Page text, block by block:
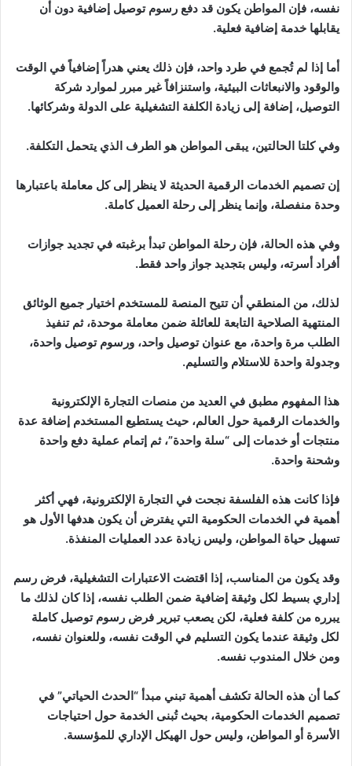
نفسه، فإن المواطن يكون قد دفع رسوم توصيل إضافية دون أن
يقابلها خدمة إضافية فعلية.
أما إذا لم تُجمع في طرد واحد، فإن ذلك يعني هدراً إضافياً في الوقت
والوقود والانبعاثات البيئية، واستنزافاً غير مبرر لموارد شركة
التوصيل، إضافة إلى زيادة الكلفة التشغيلية على الدولة وشركائها.
وفي كلتا الحالتين، يبقى المواطن هو الطرف الذي يتحمل التكلفة.
إن تصميم الخدمات الرقمية الحديثة لا ينظر إلى كل معاملة باعتبارها
وحدة منفصلة، وإنما ينظر إلى رحلة العميل كاملة.
وفي هذه الحالة، فإن رحلة المواطن تبدأ برغبته في تجديد جوازات
أفراد أسرته، وليس بتجديد جواز واحد فقط.
لذلك، من المنطقي أن تتيح المنصة للمستخدم اختيار جميع الوثائق
المنتهية الصلاحية التابعة للعائلة ضمن معاملة موحدة، ثم تنفيذ
الطلب مرة واحدة، مع عنوان توصيل واحد، ورسوم توصيل واحدة،
وجدولة واحدة للاستلام والتسليم.
هذا المفهوم مطبق في العديد من منصات التجارة الإلكترونية
والخدمات الرقمية حول العالم، حيث يستطيع المستخدم إضافة عدة
منتجات أو خدمات إلى “سلة واحدة”، ثم إتمام عملية دفع واحدة
وشحنة واحدة.
فإذا كانت هذه الفلسفة نجحت في التجارة الإلكترونية، فهي أكثر
أهمية في الخدمات الحكومية التي يفترض أن يكون هدفها الأول هو
تسهيل حياة المواطن، وليس زيادة عدد العمليات المنفذة.
وقد يكون من المناسب، إذا اقتضت الاعتبارات التشغيلية، فرض رسم
إداري بسيط لكل وثيقة إضافية ضمن الطلب نفسه، إذا كان لذلك ما
يبرره من كلفة فعلية، لكن يصعب تبرير فرض رسوم توصيل كاملة
لكل وثيقة عندما يكون التسليم في الوقت نفسه، وللعنوان نفسه،
ومن خلال المندوب نفسه.
كما أن هذه الحالة تكشف أهمية تبني مبدأ “الحدث الحياتي” في
تصميم الخدمات الحكومية، بحيث تُبنى الخدمة حول احتياجات
الأسرة أو المواطن، وليس حول الهيكل الإداري للمؤسسة.